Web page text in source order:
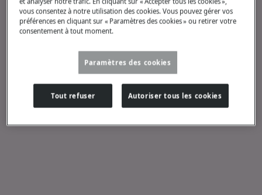
vous consentez à notre utilisation des cookies. Vous pouvez gérer vos
préférences en cliquant sur « Paramètres des cookies » ou retirer votre
consentement à tout moment.
Paramètres des cookies
Tout refuser Autoriser tous les cookies